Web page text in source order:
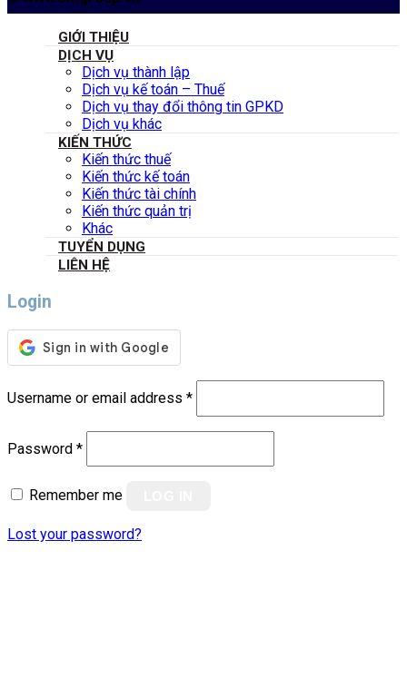
GIỚI THIỆU
DỊCH VỤ
Dịch vụ thành lập
Dịch vụ kế toán – Thuế
Dịch vụ thay đổi thông tin GPKD
Dịch vụ khác
KIẾN THỨC
Kiến thức thuế
Kiến thức kế toán
Kiến thức tài chính
Kiến thức quản trị
Khác
TUYỂN DỤNG
LIÊN HỆ
Login
Username or email address *
Password *
Remember me
Lost your password?